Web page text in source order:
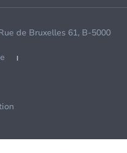
de Bruxelles 61, B-5000